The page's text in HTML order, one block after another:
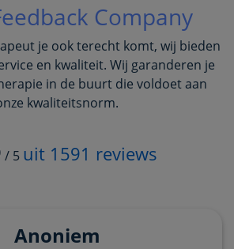
Company
je ook terecht komt, wij bieden
en kwaliteit. Wij garanderen je
in de buurt die voldoet aan
kwaliteitsnorm.
/ 5 uit 1591 reviews
Anoniem